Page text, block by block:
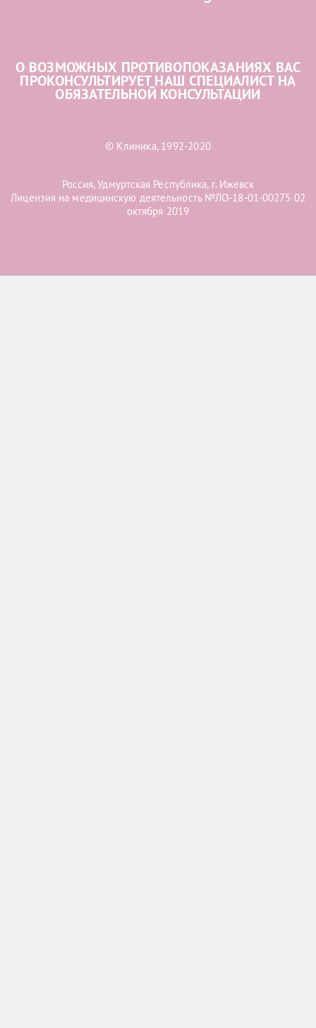
О ВОЗМОЖНЫХ ПРОТИВОПОКАЗАНИЯХ ВАС
ПРОКОНСУЛЬТИРУЕТ НАШ СПЕЦИАЛИСТ НА
ОБЯЗАТЕЛЬНОЙ КОНСУЛЬТАЦИИ
© Клиника, 1992-2020
Россия, Удмуртская Республика, г. Ижевск
Лицензия на медицинскую деятельность №ЛО-18-01-00275 02
октября 2019